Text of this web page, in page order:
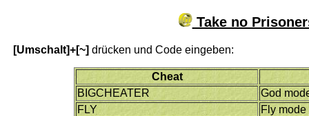
Take no
[Umschalt]+[~] drücken und Code eingeben:
Cheat
BIGCHEATER
God
FLY
Fly mode